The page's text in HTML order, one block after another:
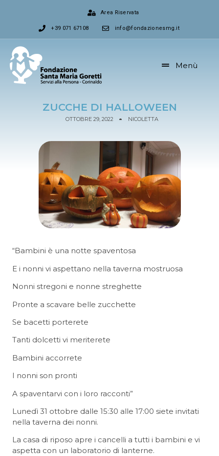
Area Riservata
+39 071 67108 info@fondazionesmg.it
Menù
ZUCCHE DI HALLOWEEN
OTTOBRE 29, 2022 NICOLETTA
“Bambini è una notte spaventosa
E i nonni vi aspettano nella taverna mostruosa
Nonni stregoni e nonne streghette
Pronte a scavare belle zucchette
Se bacetti porterete
Tanti dolcetti vi meriterete
Bambini accorrete
I nonni son pronti
A spaventarvi con i loro racconti”
Lunedì 31 ottobre dalle 15:30 alle 17:00 siete invitati
nella taverna dei nonni.
La casa di riposo apre i cancelli a tutti i bambini e vi
aspetta con un laboratorio di lanterne.